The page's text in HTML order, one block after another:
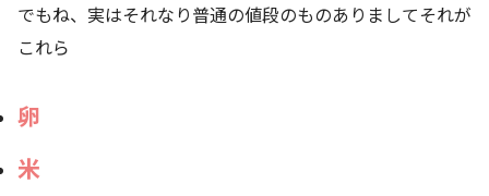
でもね、実はそれなり普通の値段のものありましてそれが
これら
卵
米